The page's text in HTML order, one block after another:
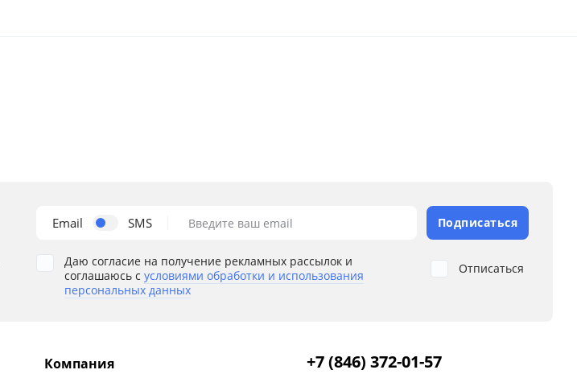
Email SMS Введите ваш email Подписаться
Даю согласие на получение рекламных рассылок и
соглашаюсь с условиями обработки и использования
персональных данных
Отписаться
Компания +7 (846) 372-01-57